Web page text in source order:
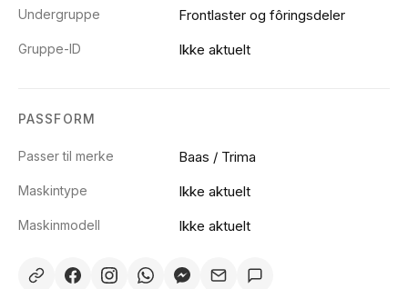
Undergruppe Frontlaster og fôringsdeler
Gruppe-ID Ikke aktuelt
PASSFORM
Passer til merke Baas / Trima
Maskintype Ikke aktuelt
Maskinmodell Ikke aktuelt